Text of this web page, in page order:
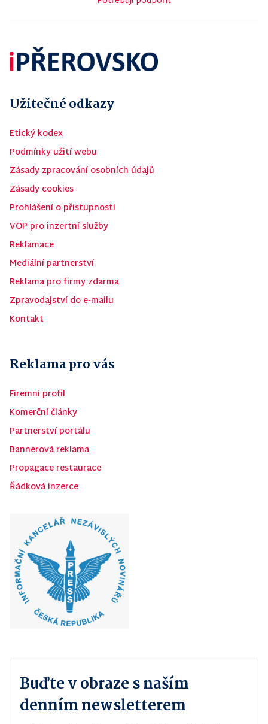
Užitečné odkazy
Etický kodex
Podmínky užití webu
Zásady zpracování osobních údajů
Zásady cookies
Prohlášení o přístupnosti
VOP pro inzertní služby
Reklamace
Mediální partnerství
Reklama pro firmy zdarma
Zpravodajství do e-mailu
Kontakt
Reklama pro vás
Firemní profil
Komerční články
Partnerství portálu
Bannerová reklama
Propagace restaurace
Řádková inzerce
Buďte v obraze s naším
denním newsletterem